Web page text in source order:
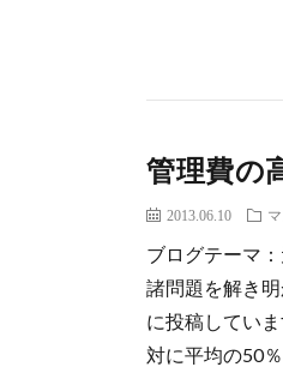
管理費の
2013.06.10
ブログテーマ
諸問題を解き
に投稿してい
対に平均の50